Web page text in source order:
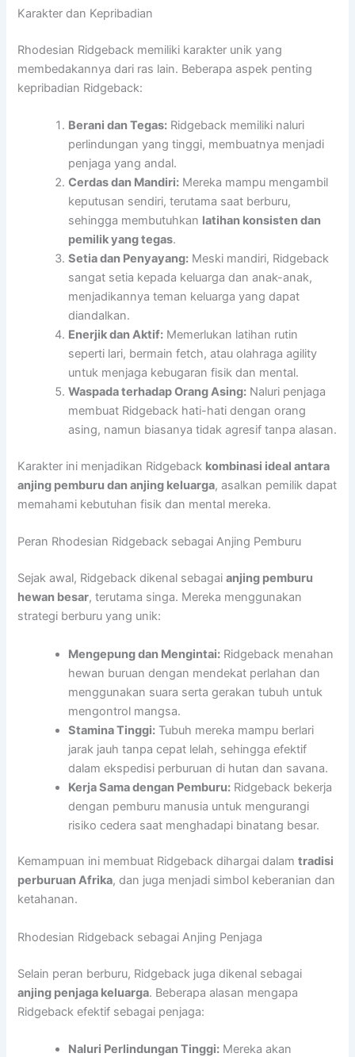
Karakter dan Kepribadian
Rhodesian Ridgeback memiliki karakter unik yang
membedakannya dari ras lain. Beberapa aspek penting
kepribadian Ridgeback:
Berani dan Tegas: Ridgeback memiliki naluri
perlindungan yang tinggi, membuatnya menjadi
penjaga yang andal.
Cerdas dan Mandiri: Mereka mampu mengambil
keputusan sendiri, terutama saat berburu,
sehingga membutuhkan latihan konsisten dan
pemilik yang tegas.
Setia dan Penyayang: Meski mandiri, Ridgeback
sangat setia kepada keluarga dan anak-anak,
menjadikannya teman keluarga yang dapat
diandalkan.
Enerjik dan Aktif: Memerlukan latihan rutin
seperti lari, bermain fetch, atau olahraga agility
untuk menjaga kebugaran fisik dan mental.
Waspada terhadap Orang Asing: Naluri penjaga
membuat Ridgeback hati-hati dengan orang
asing, namun biasanya tidak agresif tanpa alasan.
Karakter ini menjadikan Ridgeback kombinasi ideal antara
anjing pemburu dan anjing keluarga, asalkan pemilik dapat
memahami kebutuhan fisik dan mental mereka.
Peran Rhodesian Ridgeback sebagai Anjing Pemburu
Sejak awal, Ridgeback dikenal sebagaianjing pemburu
hewan besar, terutama singa. Mereka menggunakan
strategi berburu yang unik:
Mengepung dan Mengintai: Ridgeback menahan
hewan buruan dengan mendekat perlahan dan
menggunakan suara serta gerakan tubuh untuk
mengontrol mangsa.
Stamina Tinggi: Tubuh mereka mampu berlari
jarak jauh tanpa cepat lelah, sehingga efektif
dalam ekspedisi perburuan di hutan dan savana.
Kerja Sama dengan Pemburu: Ridgeback bekerja
dengan pemburu manusia untuk mengurangi
risiko cedera saat menghadapi binatang besar.
Kemampuan ini membuat Ridgeback dihargai dalamtradisi
perburuan Afrika, dan juga menjadi simbol keberanian dan
ketahanan.
Rhodesian Ridgeback sebagai Anjing Penjaga
Selain peran berburu, Ridgeback juga dikenal sebagai
anjing penjaga keluarga. Beberapa alasan mengapa
Ridgeback efektif sebagai penjaga:
Naluri Perlindungan Tinggi: Mereka akan